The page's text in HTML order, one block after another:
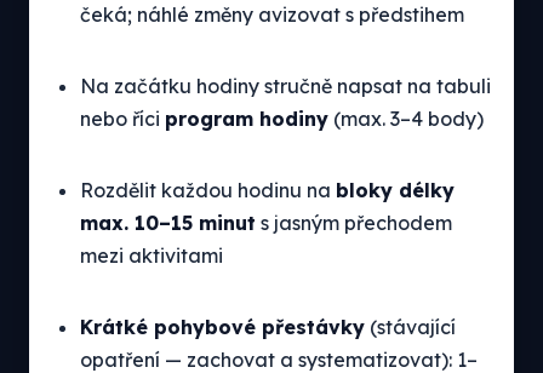
čeká; náhlé změny avizovat s předstihem
Na začátku hodiny stručně napsat na tabuli
nebo říci program hodiny (max. 3–4 body)
Rozdělit každou hodinu na bloky délky
max. 10–15 minut s jasným přechodem
mezi aktivitami
Krátké pohybové přestávky (stávající
opatření — zachovat a systematizovat): 1–